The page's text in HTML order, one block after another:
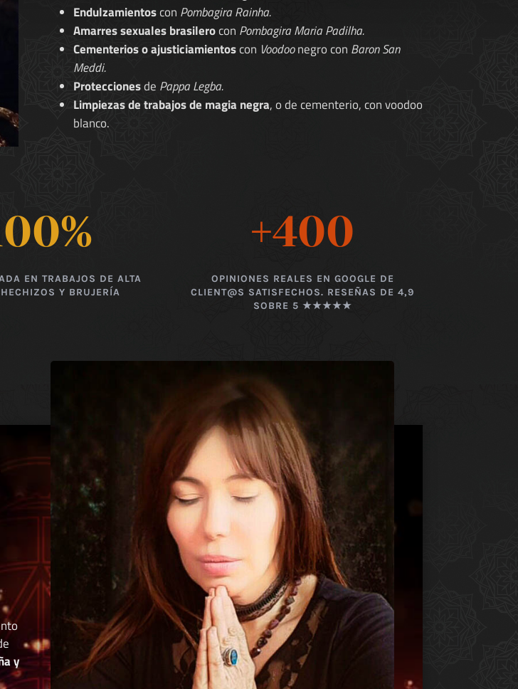
Endulzamientoscon Pombagira Rainha.
Amarres sexuales brasilerocon Pombagira Maria Padilha.
Cementerios o ajusticiamientoscon Voodoonegro con Baron San
Meddi.
Proteccionesde Pappa Legba.
Limpiezas de trabajos de magia negra, o de cementerio, con voodoo
blanco.
%
EN TRABAJOS DE ALTA
Y BRUJERÍA
+400
OPINIONES REALES EN GOOGLE DE
CLIENT@S SATISFECHOS. RESEÑAS DE 4,9
SOBRE 5 ★★★★★
y